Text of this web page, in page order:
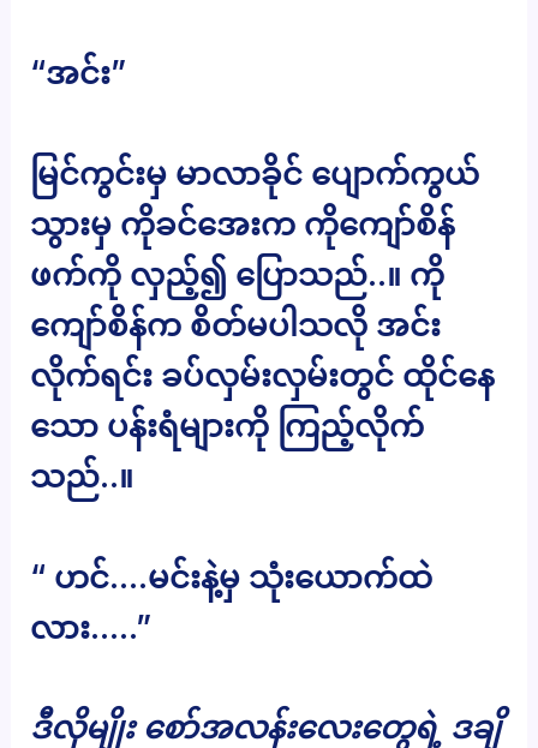
“အင်း”
မြင်ကွင်းမှ မာလာခိုင် ပျောက်ကွယ်
သွားမှ ကိုခင်အေးက ကိုကျော်စိန်
ဖက်ကို လှည့်၍ ပြောသည်..။ ကို
ကျော်စိန်က စိတ်မပါသလို အင်း
လိုက်ရင်း ခပ်လှမ်းလှမ်းတွင် ထိုင်နေ
သော ပန်းရံများကို ကြည့်လိုက်
သည်..။
“ ဟင်….မင်းနဲ့မှ သုံးယောက်ထဲ
လား…..”
ဒီလိုမျိုး စော်အလန်းလေးတွေရဲ့ ဒချိ